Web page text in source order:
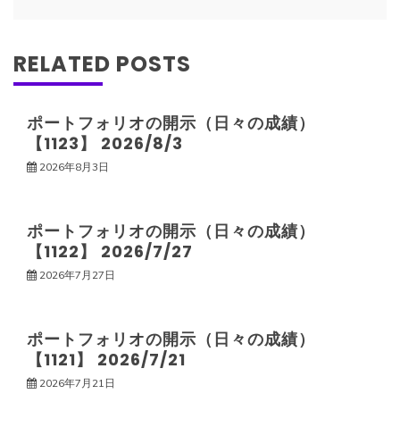
ゲ
ー
シ
ン
RELATED POSTS
ポートフォリオの開示（日々の成績）
【1123】 2026/8/3
2026年8月3日
ポートフォリオの開示（日々の成績）
【1122】 2026/7/27
2026年7月27日
ポートフォリオの開示（日々の成績）
【1121】 2026/7/21
2026年7月21日